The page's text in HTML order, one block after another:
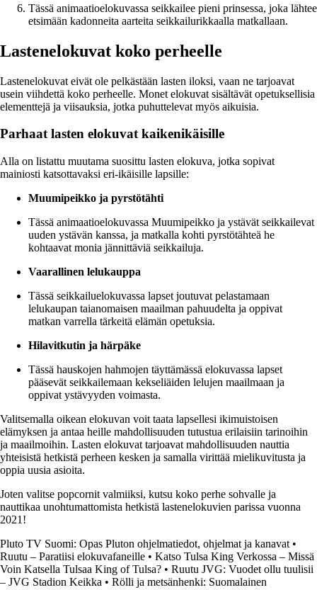
Tässä animaatioelokuvassa seikkailee pieni prinsessa, joka lähtee
etsimään kadonneita aarteita seikkailurikkaalla matkallaan.
Lastenelokuvat koko perheelle
Lastenelokuvat eivät ole pelkästään lasten iloksi, vaan ne tarjoavat
usein viihdettä koko perheelle. Monet elokuvat sisältävät opetuksellisia
elementtejä ja viisauksia, jotka puhuttelevat myös aikuisia.
Parhaat lasten elokuvat kaikenikäisille
Alla on listattu muutama suosittu lasten elokuva, jotka sopivat
mainiosti katsottavaksi eri-ikäisille lapsille:
Muumipeikko ja pyrstötähti
Tässä animaatioelokuvassa Muumipeikko ja ystävät seikkailevat
uuden ystävän kanssa, ja matkalla kohti pyrstötähteä he
kohtaavat monia jännittäviä seikkailuja.
Vaarallinen lelukauppa
Tässä seikkailuelokuvassa lapset joutuvat pelastamaan
lelukaupan taianomaisen maailman pahuudelta ja oppivat
matkan varrella tärkeitä elämän opetuksia.
Hilavitkutin ja härpäke
Tässä hauskojen hahmojen täyttämässä elokuvassa lapset
pääsevät seikkailemaan kekseliäiden lelujen maailmaan ja
oppivat ystävyyden voimasta.
Valitsemalla oikean elokuvan voit taata lapsellesi ikimuistoisen
elämyksen ja antaa heille mahdollisuuden tutustua erilaisiin tarinoihin
ja maailmoihin. Lasten elokuvat tarjoavat mahdollisuuden nauttia
yhteisistä hetkistä perheen kesken ja samalla virittää mielikuvitusta ja
oppia uusia asioita.
Joten valitse popcornit valmiiksi, kutsu koko perhe sohvalle ja
nauttikaa unohtumattomista hetkistä lastenelokuvien parissa vuonna
2021!
Pluto TV Suomi: Opas Pluton ohjelmatiedot, ohjelmat ja kanavat •
Ruutu – Paratiisi elokuvafaneille • Katso Tulsa King Verkossa – Missä
Voin Katsella Tulsaa King of Tulsa? • Ruutu JVG: Vuodet ollu tuulisii
– JVG Stadion Keikka • Rölli ja metsänhenki: Suomalainen